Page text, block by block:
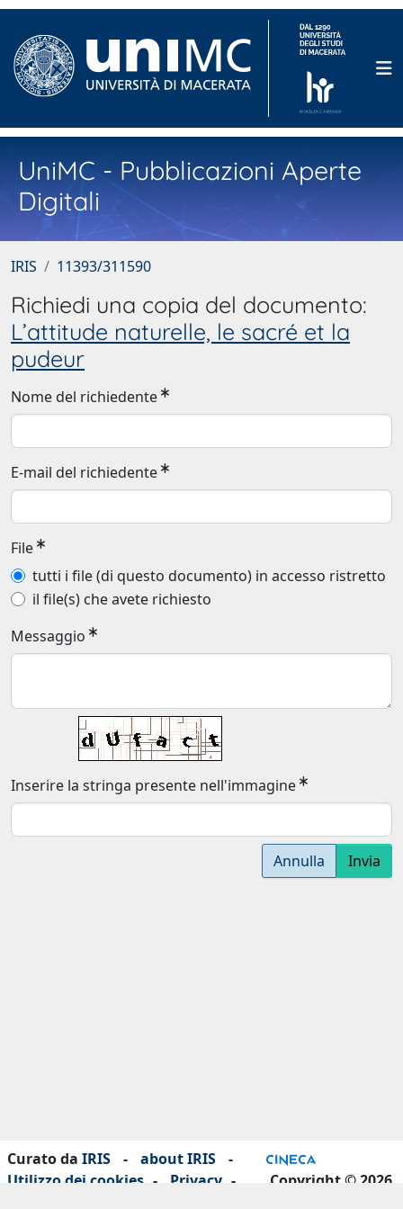
UniMC - Pubblicazioni Aperte
Digitali
IRIS 11393/311590
Richiedi una copia del documento:
L’attitude naturelle, le sacré et la
pudeur
Nome del richiedente
E-mail del richiedente
File
tutti i file (di questo documento) in accesso ristretto
il file(s) che avete richiesto
Messaggio
Inserire la stringa presente nell'immagine
Annulla Invia
Curato da IRIS - about IRIS
-
Utilizzo dei cookies - Privacy -
Copyright © 2026